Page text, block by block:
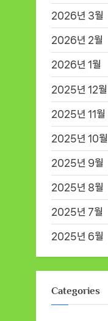
2026년 3월
2026년 2월
2026년 1월
2025년 12월
2025년 11월
2025년 10월
2025년 9월
2025년 8월
2025년 7월
2025년 6월
Categories